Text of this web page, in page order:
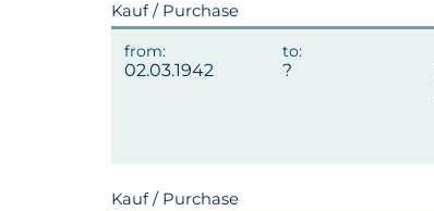
Kauf / Purchase
02.03.1942
Kauf / Purchase